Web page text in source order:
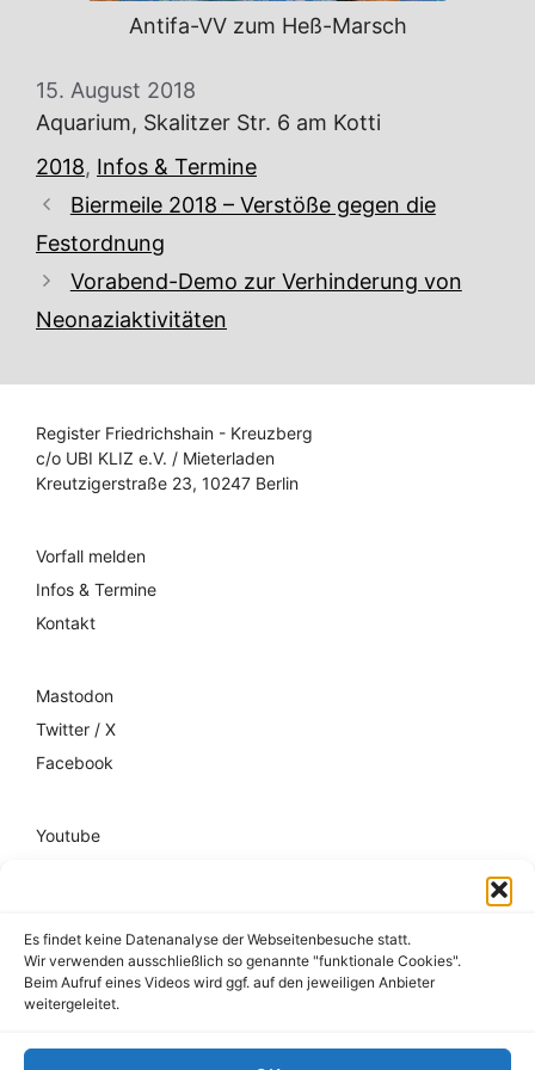
Es findet keine Datenanalyse der Webseitenbesuche statt.
Wir verwenden ausschließlich so genannte "funktionale Cookies".
Beim Aufruf eines Videos wird ggf. auf den jeweiligen Anbieter
weitergeleitet.
Antifa-VV zum Heß-Marsch
15. August 2018
Aquarium, Skalitzer Str. 6 am Kotti
Kategorien
2018, Infos & Termine
Biermeile 2018 – Verstöße gegen die
Festordnung
Vorabend-Demo zur Verhinderung von
Neonaziaktivitäten
Register Friedrichshain - Kreuzberg
c/o UBI KLIZ e.V. / Mieterladen
Kreutzigerstraße 23, 10247 Berlin
Vorfall melden
Infos & Termine
Kontakt
Mastodon
Twitter / X
Facebook
Youtube
Impressum
Datenschutz